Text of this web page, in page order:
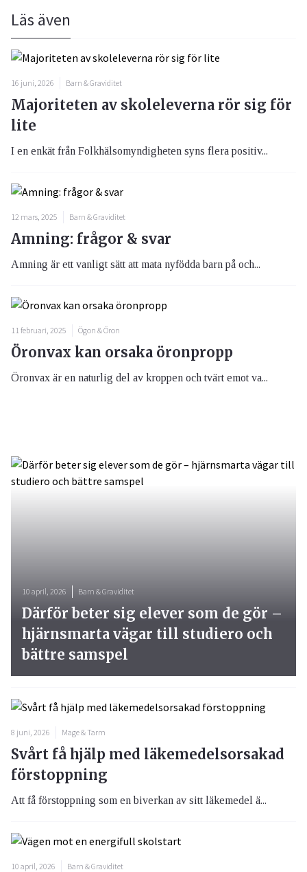
Läs även
16 juni, 2026 Barn & Graviditet
Majoriteten av skoleleverna rör sig för
lite
I en enkät från Folkhälsomyndigheten syns flera positiv...
12 mars, 2025 Barn & Graviditet
Amning: frågor & svar
Amning är ett vanligt sätt att mata nyfödda barn på och...
11 februari, 2025 Ögon & Öron
Öronvax kan orsaka öronpropp
Öronvax är en naturlig del av kroppen och tvärt emot va...
8 juni, 2026 Mage & Tarm
Svårt få hjälp med läkemedelsorsakad
förstoppning
Att få förstoppning som en biverkan av sitt läkemedel ä...
10 april, 2026 Barn & Graviditet
10 april, 2026 Barn & Graviditet
Därför beter sig elever som de gör –
hjärnsmarta vägar till studiero och
bättre samspel